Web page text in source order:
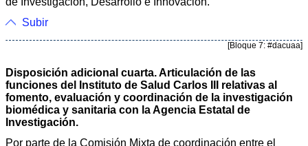
Subir
[Bloque 7: #dacuaa]
Disposición adicional cuarta. Articulación de las
funciones del Instituto de Salud Carlos III relativas al
fomento, evaluación y coordinación de la investigación
biomédica y sanitaria con la Agencia Estatal de
Investigación.
Por parte de la Comisión Mixta de coordinación entre el